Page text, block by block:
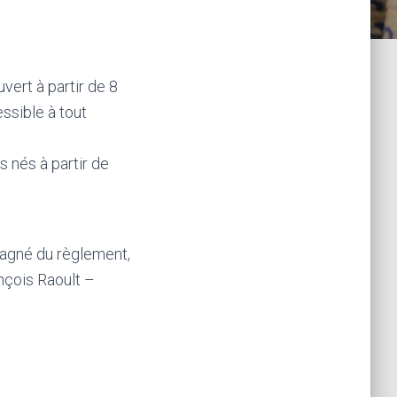
à partir de 8
à tout
nés à partir de
du règlement,
Raoult –